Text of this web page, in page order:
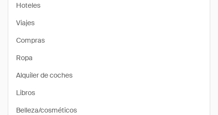
Hoteles
Viajes
Compras
Ropa
Alquiler de coches
Libros
Belleza/cosméticos